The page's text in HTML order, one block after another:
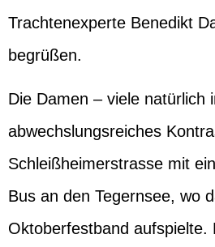
Trachtenexperte Benedikt
begrüßen.
Die Damen – viele natürlich
abwechslungsreiches
Schleißheimerstrasse mit
Bus an den Tegernsee, wo
Oktoberfestband